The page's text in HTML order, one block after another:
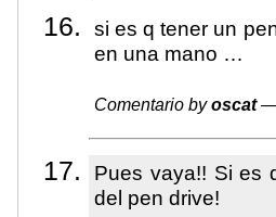
si es q tener un
en una mano …
Comentario byoscat—
Pues vaya!! Si es
del pen drive!